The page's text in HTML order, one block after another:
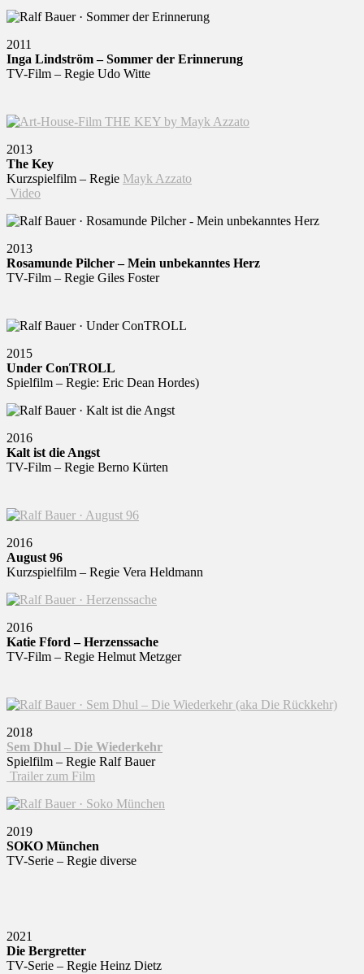
2011
Inga Lindström – Sommer der Erinnerung
TV-Film – Regie Udo Witte
2013
The Key
Kurzspielfilm – Regie Mayk Azzato
Video
2013
Rosamunde Pilcher – Mein unbekanntes Herz
TV-Film – Regie Giles Foster
2015
Under ConTROLL
Spielfilm – Regie: Eric Dean Hordes)
2016
Kalt ist die Angst
TV-Film – Regie Berno Kürten
2016
August 96
Kurzspielfilm – Regie Vera Heldmann
2016
Katie Fford – Herzenssache
TV-Film – Regie Helmut Metzger
2018
Sem Dhul – Die Wiederkehr
Spielfilm – Regie Ralf Bauer
Trailer zum Film
2019
SOKO München
TV-Serie – Regie diverse
2021
Die Bergretter
TV-Serie – Regie Heinz Dietz